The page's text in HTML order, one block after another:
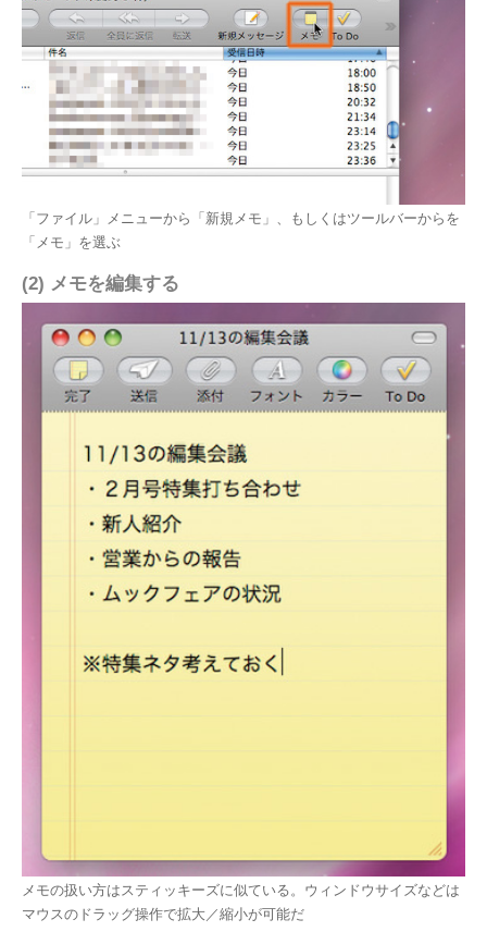
「ファイル」メニューから「新規メモ」、もしくはツールバーからを
「メモ」を選ぶ
(2) メモを編集する
メモの扱い方はスティッキーズに似ている。ウィンドウサイズなどは
マウスのドラッグ操作で拡大／縮小が可能だ